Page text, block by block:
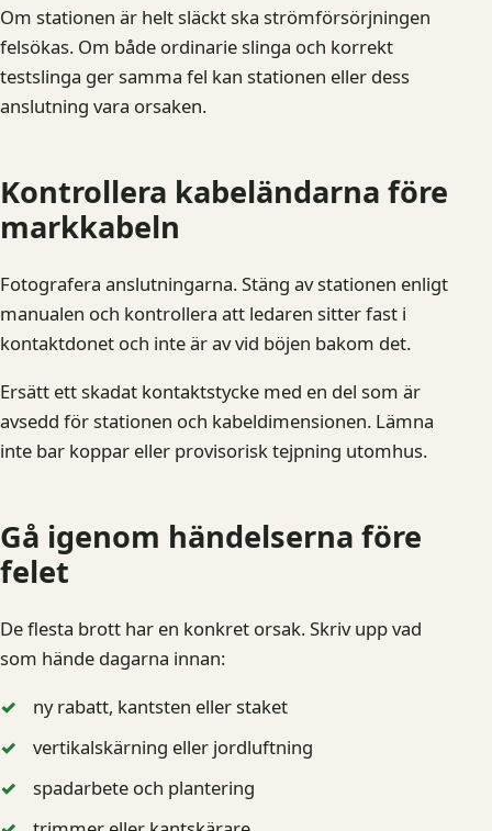
Om stationen är helt släckt ska strömförsörjningen
felsökas. Om både ordinarie slinga och korrekt
testslinga ger samma fel kan stationen eller dess
anslutning vara orsaken.
Kontrollera kabeländarna före
markkabeln
Fotografera anslutningarna. Stäng av stationen enligt
manualen och kontrollera att ledaren sitter fast i
kontaktdonet och inte är av vid böjen bakom det.
Ersätt ett skadat kontaktstycke med en del som är
avsedd för stationen och kabeldimensionen. Lämna
inte bar koppar eller provisorisk tejpning utomhus.
Gå igenom händelserna före
felet
De flesta brott har en konkret orsak. Skriv upp vad
som hände dagarna innan:
ny rabatt, kantsten eller staket
vertikalskärning eller jordluftning
spadarbete och plantering